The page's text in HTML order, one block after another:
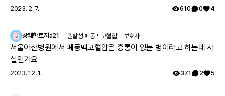
환 진단받았고, 당시에 애기 아빠랑 저랑 유전자 검사했는데 돌연변
걱정스러워서리.. 다들 몇주차에 무슨 검사하셨나요? 도움 좀 주심
감사하겠습니다.
2023. 2. 7. 610 0 4
상쾌한토끼a21 원발성 폐동맥고혈압 보호자
서울아산병원에서 폐동맥고혈압은 흉통이 없는 병이라고 하는데 사
실인가요
2023. 12. 1. 371 2 5